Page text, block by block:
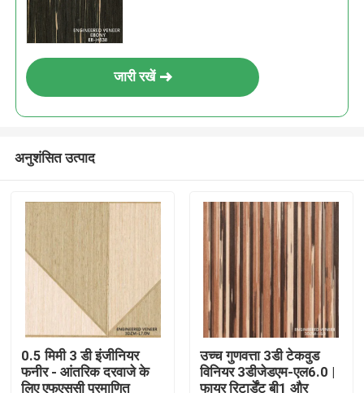
जारी रखें
अनुशंसित उत्पाद
0.5 मिमी 3 डी इंजीनियर
फनीर - आंतरिक दरवाजे के
लिए एफएससी प्रमाणित
उच्च गुणवत्ता 3डी टेकवुड
विनियर 3डीजेडएम-एल6.0 |
फायर रिटार्डेंट बी1 और